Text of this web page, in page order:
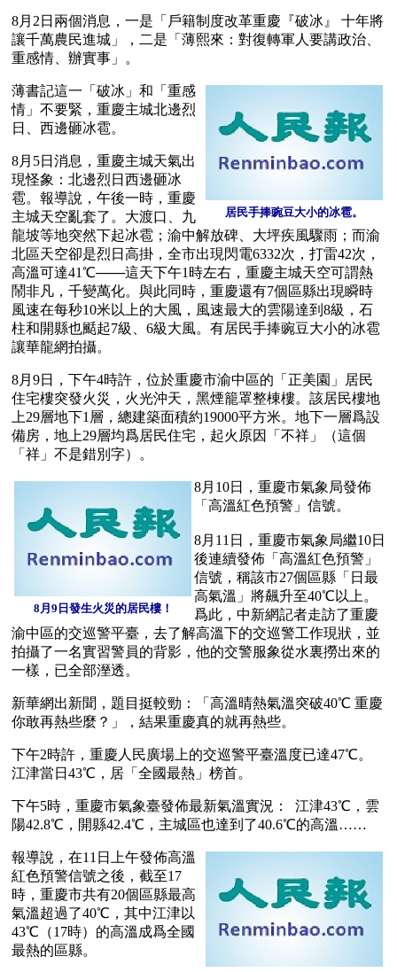
8月2日兩個消息，一是「戶籍制度改革重慶『破冰』 十年將
讓千萬農民進城」，二是「薄熙來：對復轉軍人要講政治、
重感情、辦實事」。
居民手捧豌豆大小的冰雹。
薄書記這一「破冰」和「重感
情」不要緊，重慶主城北邊烈
日、西邊砸冰雹。
8月5日消息，重慶主城天氣出
現怪象：北邊烈日西邊砸冰
雹。報導說，午後一時，重慶
主城天空亂套了。大渡口、九
龍坡等地突然下起冰雹；渝中解放碑、大坪疾風驟雨；而渝
北區天空卻是烈日高掛，全市出現閃電6332次，打雷42次，
高溫可達41℃───這天下午1時左右，重慶主城天空可謂熱
鬧非凡，千變萬化。與此同時，重慶還有7個區縣出現瞬時
風速在每秒10米以上的大風，風速最大的雲陽達到8級，石
柱和開縣也颳起7級、6級大風。有居民手捧豌豆大小的冰雹
讓華龍網拍攝。
8月9日，下午4時許，位於重慶市渝中區的「正美園」居民
住宅樓突發火災，火光沖天，黑煙籠罩整棟樓。該居民樓地
上29層地下1層，總建築面積約19000平方米。地下一層爲設
備房，地上29層均爲居民住宅，起火原因「不祥」（這個
「祥」不是錯別字）。
8月9日發生火災的居民樓！
8月10日，重慶市氣象局發佈
「高溫紅色預警」信號。
8月11日，重慶市氣象局繼10日
後連續發佈「高溫紅色預警」
信號，稱該市27個區縣「日最
高氣溫」將飆升至40℃以上。
爲此，中新網記者走訪了重慶
渝中區的交巡警平臺，去了解高溫下的交巡警工作現狀，並
拍攝了一名實習警員的背影，他的交警服象從水裏撈出來的
一樣，已全部溼透。
新華網出新聞，題目挺較勁：「高溫晴熱氣溫突破40℃ 重慶
你敢再熱些麼？」，結果重慶真的就再熱些。
下午2時許，重慶人民廣場上的交巡警平臺溫度已達47℃。
江津當日43℃，居「全國最熱」榜首。
下午5時，重慶市氣象臺發佈最新氣溫實況：  江津43℃，雲
陽42.8℃，開縣42.4℃，主城區也達到了40.6℃的高溫……
報導說，在11日上午發佈高溫
紅色預警信號之後，截至17
時，重慶市共有20個區縣最高
氣溫超過了40℃，其中江津以
43℃（17時）的高溫成爲全國
最熱的區縣。